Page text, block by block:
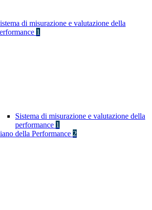
di misurazione e valutazione della
1
Sistema di misurazione e valutazione della
performance 1
della Performance 2